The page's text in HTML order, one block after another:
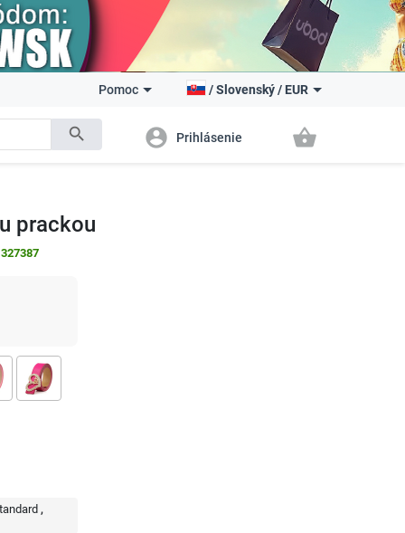
search
Pomoc /Slovenský/ EUR
account_circle Prihlásenie shopping_basket
prackou
327387